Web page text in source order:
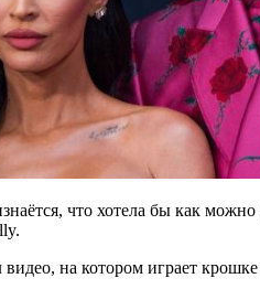
что хотела бы как можно
на котором играет